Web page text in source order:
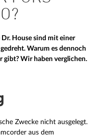
House sind mit einer
Warum es dennoch
gibt? Wir haben verglichen.
Zwecke nicht ausgelegt.
aus dem